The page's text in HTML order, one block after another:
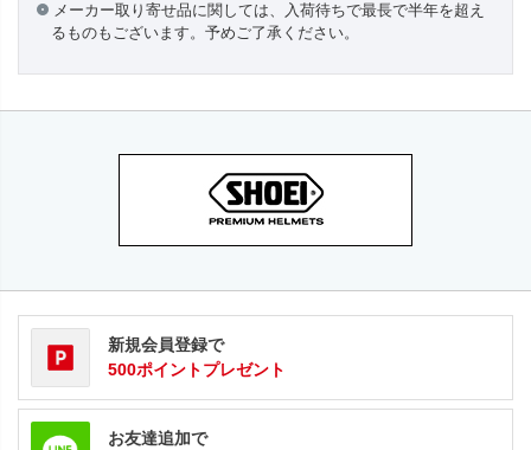
メーカー取り寄せ品に関しては、入荷待ちで最長で半年を超え
るものもございます。予めご了承ください。
新規会員登録で
500ポイントプレゼント
お友達追加で